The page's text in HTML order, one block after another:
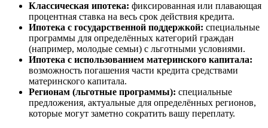
Классическая ипотека: фиксированная или плавающая
процентная ставка на весь срок действия кредита.
Ипотека с государственной поддержкой: специальные
программы для определённых категорий граждан
(например, молодые семьи) с льготными условиями.
Ипотека с использованием материнского капитала:
возможность погашения части кредита средствами
материнского капитала.
Регионам (льготные программы): специальные
предложения, актуальные для определённых регионов,
которые могут заметно сократить вашу переплату.